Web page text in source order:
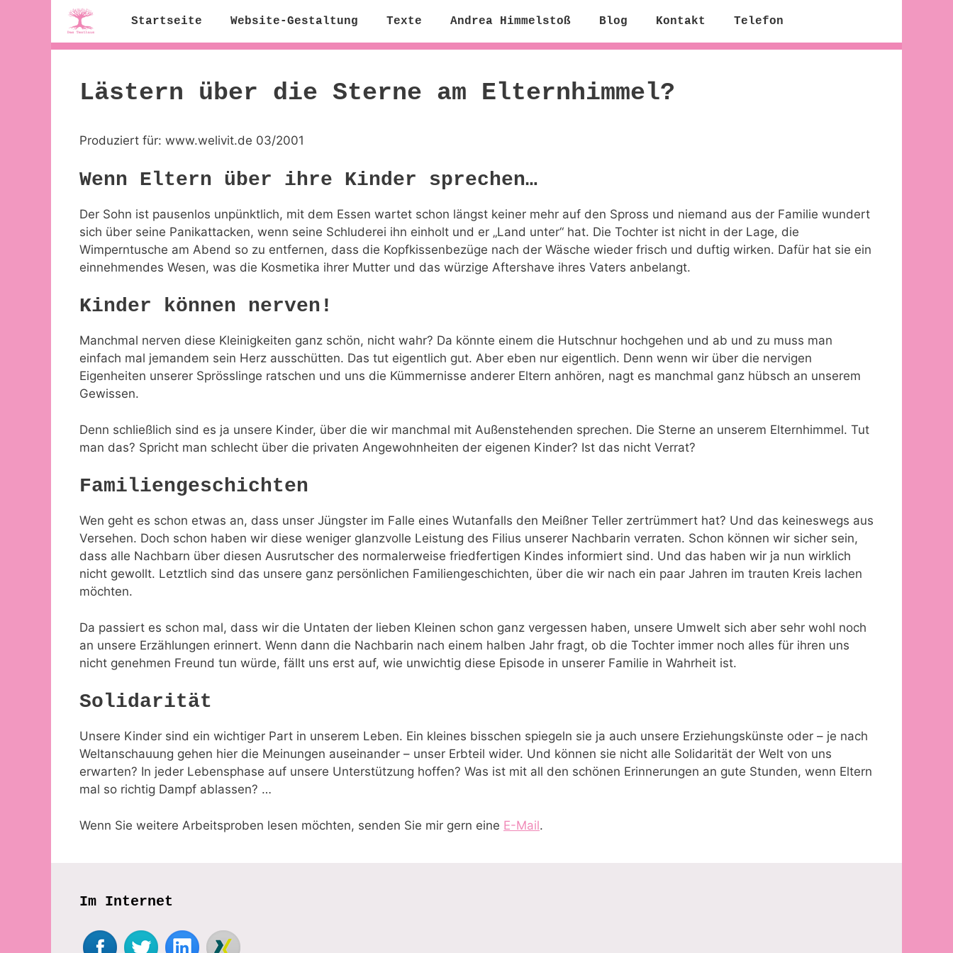
Startseite Website-Gestaltung Texte Andrea Himmelstoß Blog Kontakt Telefon
Lästern über die Sterne am Elternhimmel?
Produziert für: www.welivit.de 03/2001
Wenn Eltern über ihre Kinder sprechen…
Der Sohn ist pausenlos unpünktlich, mit dem Essen wartet schon längst keiner mehr auf den Spross und niemand aus der Familie wundert
sich über seine Panikattacken, wenn seine Schluderei ihn einholt und er „Land unter“ hat. Die Tochter ist nicht in der Lage, die
Wimperntusche am Abend so zu entfernen, dass die Kopfkissenbezüge nach der Wäsche wieder frisch und duftig wirken. Dafür hat sie ein
einnehmendes Wesen, was die Kosmetika ihrer Mutter und das würzige Aftershave ihres Vaters anbelangt.
Kinder können nerven!
Manchmal nerven diese Kleinigkeiten ganz schön, nicht wahr? Da könnte einem die Hutschnur hochgehen und ab und zu muss man
einfach mal jemandem sein Herz ausschütten. Das tut eigentlich gut. Aber eben nur eigentlich. Denn wenn wir über die nervigen
Eigenheiten unserer Sprösslinge ratschen und uns die Kümmernisse anderer Eltern anhören, nagt es manchmal ganz hübsch an unserem
Gewissen.
Denn schließlich sind es ja unsere Kinder, über die wir manchmal mit Außenstehenden sprechen. Die Sterne an unserem Elternhimmel. Tut
man das? Spricht man schlecht über die privaten Angewohnheiten der eigenen Kinder? Ist das nicht Verrat?
Familiengeschichten
Wen geht es schon etwas an, dass unser Jüngster im Falle eines Wutanfalls den Meißner Teller zertrümmert hat? Und das keineswegs aus
Versehen. Doch schon haben wir diese weniger glanzvolle Leistung des Filius unserer Nachbarin verraten. Schon können wir sicher sein,
dass alle Nachbarn über diesen Ausrutscher des normalerweise friedfertigen Kindes informiert sind. Und das haben wir ja nun wirklich
nicht gewollt. Letztlich sind das unsere ganz persönlichen Familiengeschichten, über die wir nach ein paar Jahren im trauten Kreis lachen
möchten.
Da passiert es schon mal, dass wir die Untaten der lieben Kleinen schon ganz vergessen haben, unsere Umwelt sich aber sehr wohl noch
an unsere Erzählungen erinnert. Wenn dann die Nachbarin nach einem halben Jahr fragt, ob die Tochter immer noch alles für ihren uns
nicht genehmen Freund tun würde, fällt uns erst auf, wie unwichtig diese Episode in unserer Familie in Wahrheit ist.
Solidarität
Unsere Kinder sind ein wichtiger Part in unserem Leben. Ein kleines bisschen spiegeln sie ja auch unsere Erziehungskünste oder – je nach
Weltanschauung gehen hier die Meinungen auseinander – unser Erbteil wider. Und können sie nicht alle Solidarität der Welt von uns
erwarten? In jeder Lebensphase auf unsere Unterstützung hoffen? Was ist mit all den schönen Erinnerungen an gute Stunden, wenn Eltern
mal so richtig Dampf ablassen? …
Wenn Sie weitere Arbeitsproben lesen möchten, senden Sie mir gern eine E-Mail.
Im Internet